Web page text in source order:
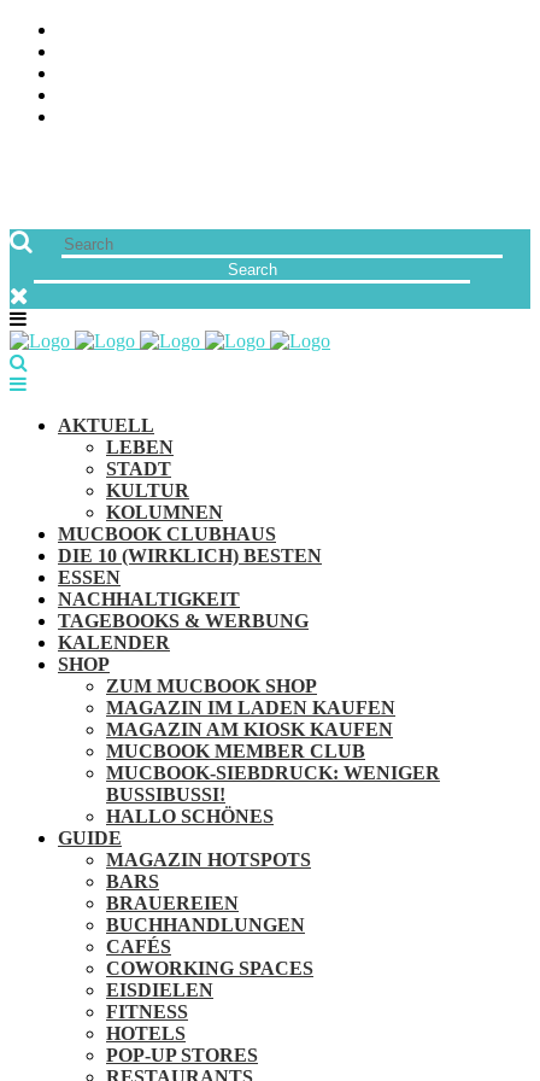
AKTUELL
LEBEN
STADT
KULTUR
KOLUMNEN
MUCBOOK CLUBHAUS
DIE 10 (WIRKLICH) BESTEN
ESSEN
NACHHALTIGKEIT
TAGEBOOKS & WERBUNG
KALENDER
SHOP
ZUM MUCBOOK SHOP
MAGAZIN IM LADEN KAUFEN
MAGAZIN AM KIOSK KAUFEN
MUCBOOK MEMBER CLUB
MUCBOOK-SIEBDRUCK: WENIGER
BUSSIBUSSI!
HALLO SCHÖNES
GUIDE
MAGAZIN HOTSPOTS
BARS
BRAUEREIEN
BUCHHANDLUNGEN
CAFÉS
COWORKING SPACES
EISDIELEN
FITNESS
HOTELS
POP-UP STORES
RESTAURANTS